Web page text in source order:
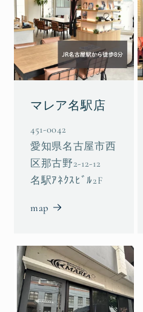
マレア名駅店
451-0042
愛知県名古屋市西
区那古野2-12-12
名駅ｱﾈｸｽﾋﾞﾙ2F
map